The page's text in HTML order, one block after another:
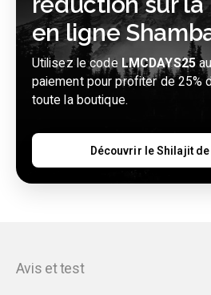
en ligne
Utilisez le code LMCDAYS25
paiement pour profiter de 25%
toute la boutique.
Découvrir le Shilajit
Avis et test